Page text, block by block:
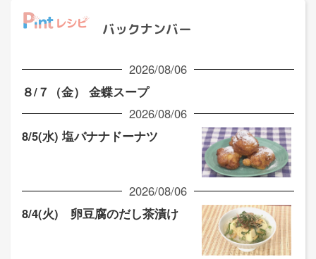
バックナンバー
2026/08/06
８/７（金） 金蝶スープ
2026/08/06
8/5(水) 塩バナナドーナツ
2026/08/06
8/4(火) 卵豆腐のだし茶漬け